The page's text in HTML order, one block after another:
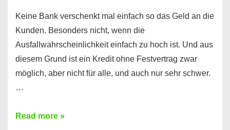
Keine Bank verschenkt mal einfach so das Geld an die
Kunden. Besonders nicht, wenn die
Ausfallwahrscheinlichkeit einfach zu hoch ist. Und aus
diesem Grund ist ein Kredit ohne Festvertrag zwar
möglich, aber nicht für alle, und auch nur sehr schwer.
…
Ist
Read more »